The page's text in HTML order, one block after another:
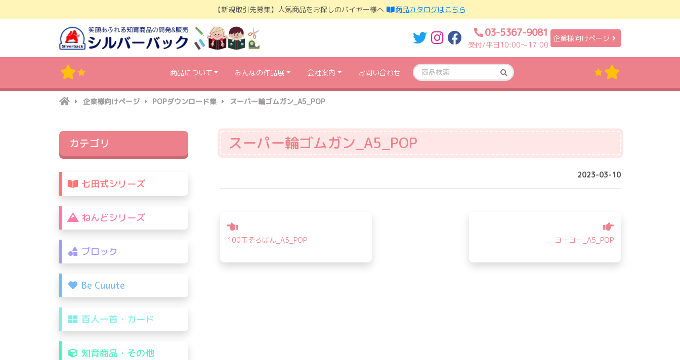
【新規取引先募集】人気商品をお探しのバイヤー様へ 商品カタログはこちら
03-5367-9081
受付/平日10:00〜17:00
企業様向けページ
商品について みんなの作品展 会社案内 お問い合わせ
企業様向けページ POPダウンロード集 スーパー輪ゴムガン_A5_POP
スーパー輪ゴムガン_A5_POP
2023-03-10
稿
ナ
ビ
100玉そろばん_A5_POP ヨーヨー_A5_POP
カテゴリ
七田式シリーズ
ねんどシリーズ
ブロック
Be Cuuute
百人一首・カード
知育商品・その他